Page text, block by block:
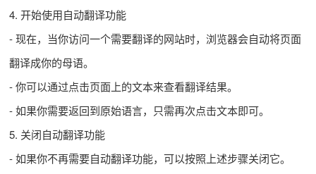
4. 开始使用自动翻译功能
- 现在，当你访问一个需要翻译的网站时，浏览器会自动将页面
翻译成你的母语。
- 你可以通过点击页面上的文本来查看翻译结果。
- 如果你需要返回到原始语言，只需再次点击文本即可。
5. 关闭自动翻译功能
- 如果你不再需要自动翻译功能，可以按照上述步骤关闭它。